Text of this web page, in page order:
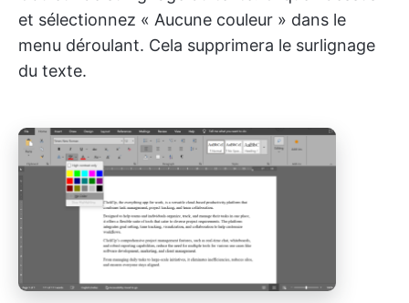
et sélectionnez « Aucune couleur » dans le
menu déroulant. Cela supprimera le surlignage
du texte.